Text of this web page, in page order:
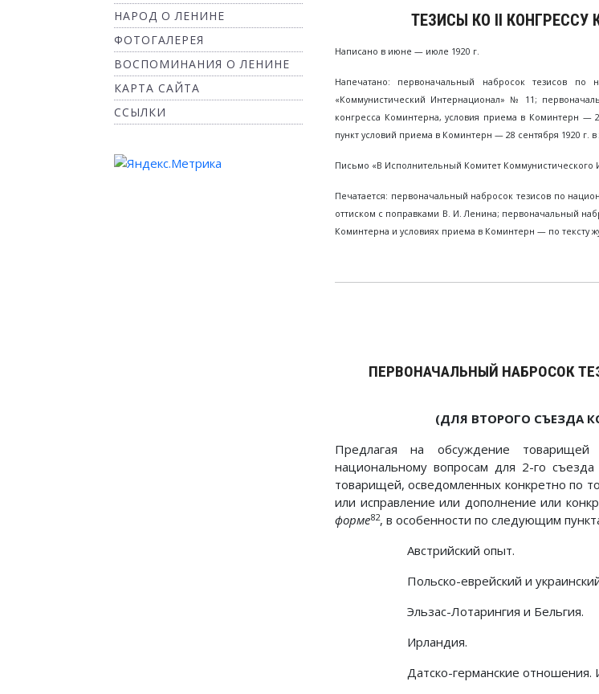
НАРОД О ЛЕНИНЕ
ФОТОГАЛЕРЕЯ
ВОСПОМИНАНИЯ О ЛЕНИНЕ
КАРТА САЙТА
ССЫЛКИ
ТЕЗИСЫ КО II
Написано в июне — июле 1920 г.
Напечатано: первоначальный набросок тезисов
«Коммунистический Интернационал» № 11;
конгресса Коминтерна, условия приема в Коминтерн —
пункт условий приема в Коминтерн — 28 сентября 1920
Письмо «В Исполнительный Комитет Коммунистического
Печатается: первоначальный набросок тезисов по
оттиском с поправками В. И. Ленина; первоначальный
Коминтерна и условиях приема в Коминтерн — по тексту
ПЕРВОНАЧАЛЬНЫЙ НАБРОСОК
(ДЛЯ ВТОРОГО СЪЕЗДА
Предлагая на обсуждение
национальному вопросам для 2-го
товарищей, осведомленных конкретно по
или исправление или дополнение или
форме82, в особенности по следующим
Австрийский опыт.
Польско-еврейский и
Эльзас-Лотарингия и Бельгия.
Ирландия.
Датско-германские отношения.